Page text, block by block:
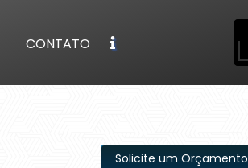
CONTATO
Solicite um Orçamento